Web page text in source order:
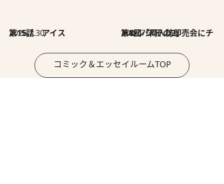
2026.7.30
第15話 アイス 2026.7.30
第8回「同人誌即売会にチャレンジ その2」
コミック＆エッセイルームTOP